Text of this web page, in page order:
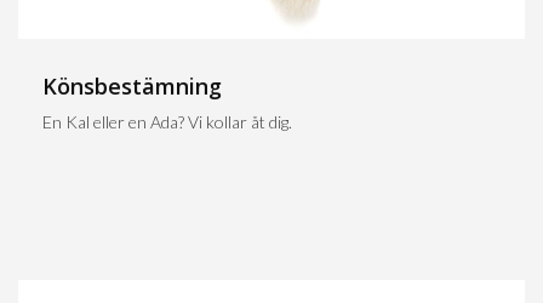
Könsbestämning
En Kal eller en Ada? Vi kollar åt dig.